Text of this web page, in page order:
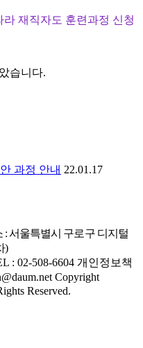
재직자도 훈련과정 신청
습니다.
과정 안내 22.01.17
: 서울특별시 구로구 디지털
)
: 02-508-6604 개인정보책
Copyright
Reserved.